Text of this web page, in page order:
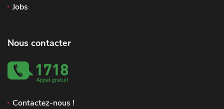
Jobs
Nous contacter
Contactez-nous !